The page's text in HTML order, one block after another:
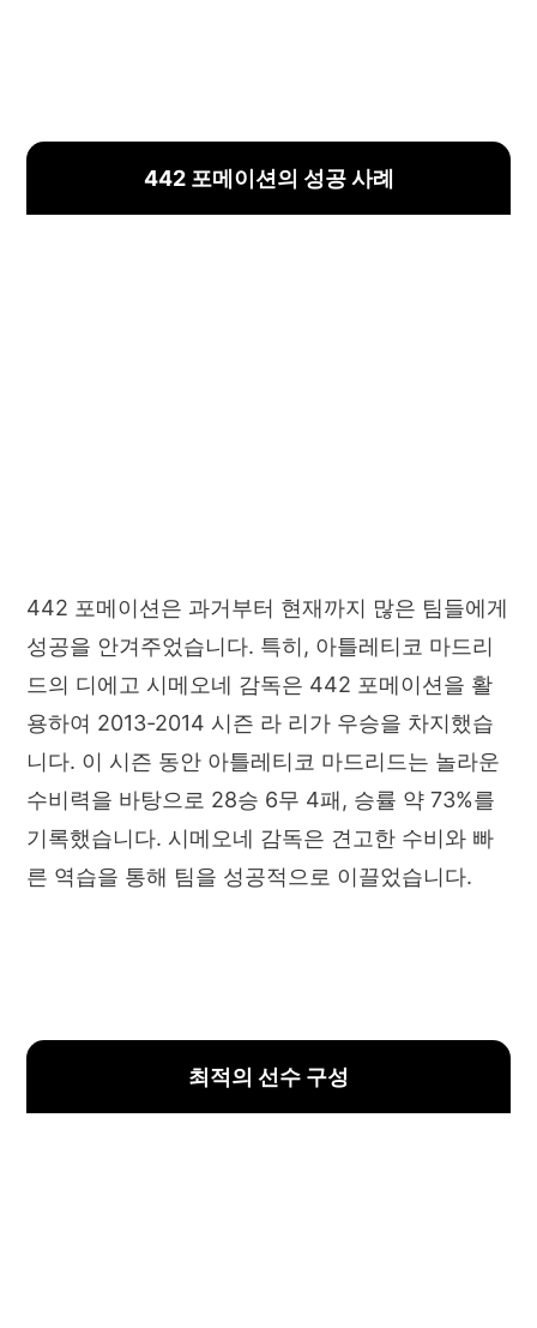
442 포메이션의 성공 사례
442 포메이션은 과거부터 현재까지 많은 팀들에게
성공을 안겨주었습니다. 특히, 아틀레티코 마드리
드의 디에고 시메오네 감독은 442 포메이션을 활
용하여 2013-2014 시즌 라 리가 우승을 차지했습
니다. 이 시즌 동안 아틀레티코 마드리드는 놀라운
수비력을 바탕으로 28승 6무 4패, 승률 약 73%를
기록했습니다. 시메오네 감독은 견고한 수비와 빠
른 역습을 통해 팀을 성공적으로 이끌었습니다.
최적의 선수 구성